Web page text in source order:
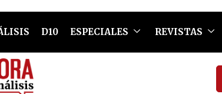
D10 ESPECIALES REVISTAS